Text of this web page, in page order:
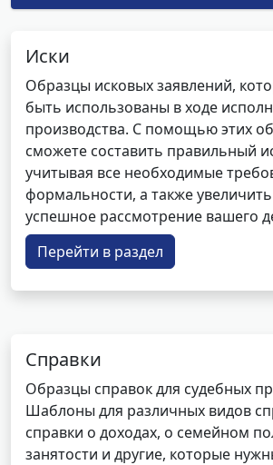
Иски
Образцы исковых заявлений,
быть использованы в ходе
производства. С помощью этих
сможете составить правильный
учитывая все необходимые
формальности, а также
успешное рассмотрение вашего
Перейти в раздел
Справки
Образцы справок для судебных
Шаблоны для различных видов
справки о доходах, о семейном
занятости и другие, которые